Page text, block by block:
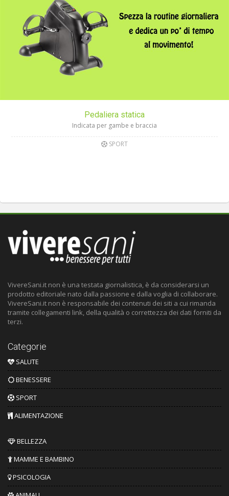
Pedaliera statica
Indicata per gambe e braccia
SPORT
VivereSani.it non è una testata giornalistica, è da considerarsi un
prodotto editoriale nato dalla passione e dalla voglia di collaborare.
VivereSani.it non è responsabile dei contenuti dei siti a cui rimanda
tramite collegamenti link, della qualità o correttezza dei dati forniti da
terzi.
Categorie
SALUTE
BENESSERE
SPORT
ALIMENTAZIONE
BELLEZZA
MAMME E BAMBINO
PSICOLOGIA